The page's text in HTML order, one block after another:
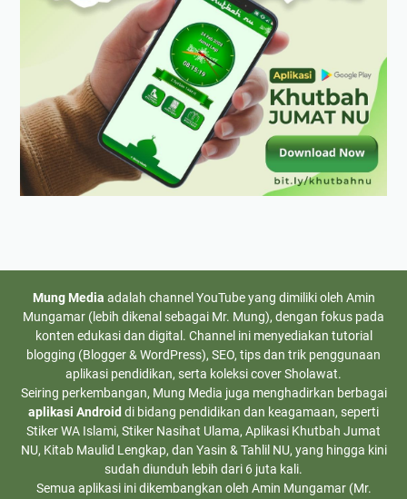
Mung Media adalah channel YouTube yang dimiliki oleh Amin
Mungamar (lebih dikenal sebagai Mr. Mung), dengan fokus pada
konten edukasi dan digital. Channel ini menyediakan tutorial
blogging (Blogger & WordPress), SEO, tips dan trik penggunaan
aplikasi pendidikan, serta koleksi cover Sholawat.
Seiring perkembangan, Mung Media juga menghadirkan berbagai
aplikasi Android di bidang pendidikan dan keagamaan, seperti
Stiker WA Islami, Stiker Nasihat Ulama, Aplikasi Khutbah Jumat
NU, Kitab Maulid Lengkap, dan Yasin & Tahlil NU, yang hingga kini
sudah diunduh lebih dari 6 juta kali.
Semua aplikasi ini dikembangkan oleh Amin Mungamar (Mr.